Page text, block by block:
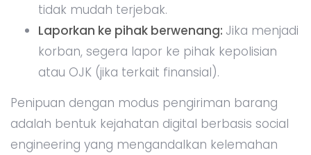
tidak mudah terjebak.
Laporkan ke pihak berwenang: Jika menjadi
korban, segera lapor ke pihak kepolisian
atau OJK (jika terkait finansial).
Penipuan dengan modus pengiriman barang
adalah bentuk kejahatan digital berbasis social
engineering yang mengandalkan kelemahan